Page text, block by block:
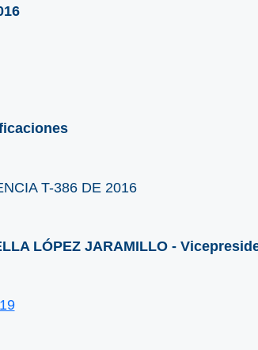
T-386 DE 2016
LÓPEZ JARAMILLO -